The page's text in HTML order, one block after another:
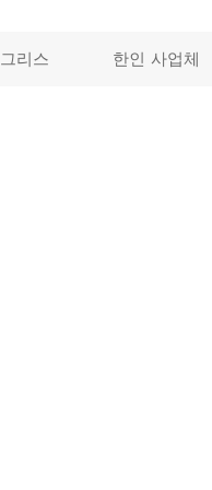
그리스 한인 사업체